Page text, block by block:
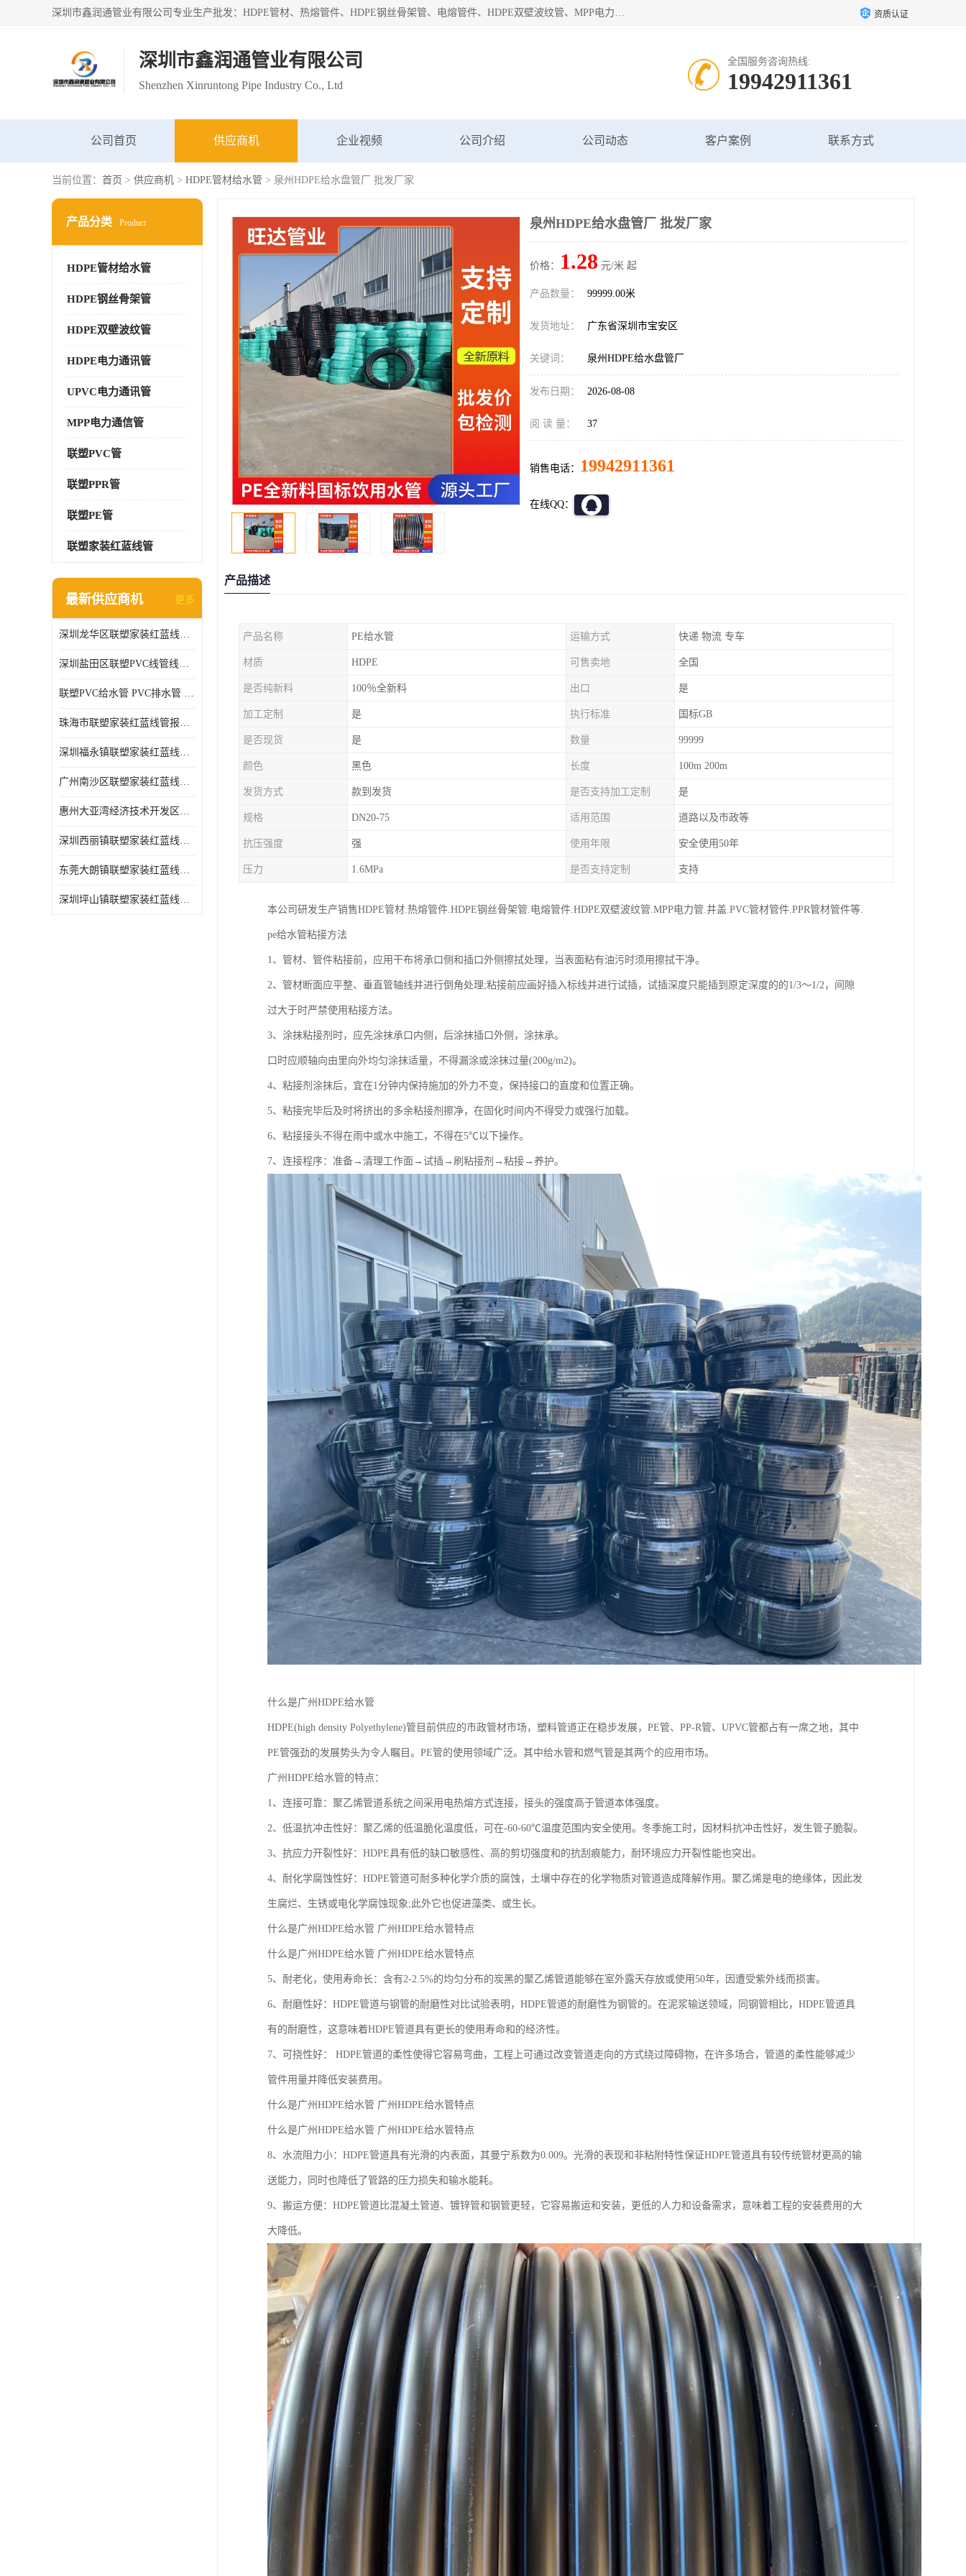
深圳市鑫润通管业有限公司专业生产批发：HDPE管材、热熔管件、HDPE钢丝骨架管、电熔管件、HDPE双壁波纹管、MPP电力管、井盖、PVC管材管件、PPR管材管件等；公司自创建以来，始终秉承“团结、务实、创新、守信”的服务宗旨，凭借专业的服务以及多年的勤奋拼搏，发展成为一家专业销售各种管材管件，绝缘电工套管及配件等系列产品的贸易公司。 资质认证
深圳市鑫润通管业有限公司
Shenzhen Xinruntong Pipe Industry Co., Ltd
全国服务咨询热线:
19942911361
公司首页 供应商机 企业视频 公司介绍 公司动态 客户案例 联系方式
当前位置： 首页 > 供应商机 > HDPE管材给水管 > 泉州HDPE给水盘管厂 批发厂家
产品分类 Product
HDPE管材给水管
HDPE钢丝骨架管
HDPE双壁波纹管
HDPE电力通讯管
UPVC电力通讯管
MPP电力通信管
联塑PVC管
联塑PPR管
联塑PE管
联塑家装红蓝线管
最新供应商机 更多
深圳龙华区联塑家装红蓝线管报价单
深圳盐田区联塑PVC线管线槽厂商 可零售批发
联塑PVC给水管 PVC排水管 PVC线管线槽
珠海市联塑家装红蓝线管报价表 联塑水管供货商
深圳福永镇联塑家装红蓝线管价格 支持送货上门
广州南沙区联塑家装红蓝线管批发 库存充足
惠州大亚湾经济技术开发区联塑PPR热水管公司
深圳西丽镇联塑家装红蓝线管供货商 联塑管道供应
东莞大朗镇联塑家装红蓝线管电话 联塑管道经销商
深圳坪山镇联塑家装红蓝线管型号 来电咨询
泉州HDPE给水盘管厂 批发厂家
价格： 1.28 元/米 起
产品数量： 99999.00米
发货地址： 广东省深圳市宝安区
关键词： 泉州HDPE给水盘管厂
发布日期： 2026-08-08
阅 读 量： 37
销售电话： 19942911361
在线QQ：
产品描述
产品名称 PE给水管 运输方式 快递 物流 专车
材质 HDPE 可售卖地 全国
是否纯新料 100％全新料 出口 是
加工定制 是 执行标准 国标GB
是否现货 是 数量 99999
颜色 黑色 长度 100m 200m
发货方式 款到发货 是否支持加工定制 是
规格 DN20-75 适用范围 道路以及市政等
抗压强度 强 使用年限 安全使用50年
压力 1.6MPa 是否支持定制 支持
本公司研发生产销售HDPE管材.热熔管件.HDPE钢丝骨架管.电熔管件.HDPE双壁波纹管.MPP电力管.井盖.PVC管材管件.PPR管材管件等.
pe给水管粘接方法
1、管材、管件粘接前，应用干布将承口侧和插口外侧擦拭处理，当表面粘有油污时须用擦拭干净。
2、管材断面应平整、垂直管轴线并进行倒角处理;粘接前应画好插入标线并进行试插，试插深度只能插到原定深度的的1/3～1/2，间隙
过大于时严禁使用粘接方法。
3、涂抹粘接剂时，应先涂抹承口内侧，后涂抹插口外侧，涂抹承。
口时应顺轴向由里向外均匀涂抹适量，不得漏涂或涂抹过量(200g/m2)。
4、粘接剂涂抹后，宜在1分钟内保持施加的外力不变，保持接口的直度和位置正确。
5、粘接完毕后及时将挤出的多余粘接剂擦净，在固化时间内不得受力或强行加载。
6、粘接接头不得在雨中或水中施工，不得在5℃以下操作。
7、连接程序：准备→清理工作面→试插→刷粘接剂→粘接→养护。
什么是广州HDPE给水管
HDPE(high density Polyethylene)管目前供应的市政管材市场，塑料管道正在稳步发展，PE管、PP-R管、UPVC管都占有一席之地，其中
PE管强劲的发展势头为令人瞩目。PE管的使用领域广泛。其中给水管和燃气管是其两个的应用市场。
广州HDPE给水管的特点：
1、连接可靠：聚乙烯管道系统之间采用电热熔方式连接，接头的强度高于管道本体强度。
2、低温抗冲击性好：聚乙烯的低温脆化温度低，可在-60-60℃温度范围内安全使用。冬季施工时，因材料抗冲击性好，发生管子脆裂。
3、抗应力开裂性好：HDPE具有低的缺口敏感性、高的剪切强度和的抗刮痕能力，耐环境应力开裂性能也突出。
4、耐化学腐蚀性好：HDPE管道可耐多种化学介质的腐蚀，土壤中存在的化学物质对管道造成降解作用。聚乙烯是电的绝缘体，因此发
生腐烂、生锈或电化学腐蚀现象;此外它也促进藻类、或生长。
什么是广州HDPE给水管 广州HDPE给水管特点
什么是广州HDPE给水管 广州HDPE给水管特点
5、耐老化，使用寿命长：含有2-2.5%的均匀分布的炭黑的聚乙烯管道能够在室外露天存放或使用50年，因遭受紫外线而损害。
6、耐磨性好：HDPE管道与钢管的耐磨性对比试验表明，HDPE管道的耐磨性为钢管的。在泥浆输送领域，同钢管相比，HDPE管道具
有的耐磨性，这意味着HDPE管道具有更长的使用寿命和的经济性。
7、可挠性好： HDPE管道的柔性使得它容易弯曲，工程上可通过改变管道走向的方式绕过障碍物，在许多场合，管道的柔性能够减少
管件用量并降低安装费用。
什么是广州HDPE给水管 广州HDPE给水管特点
什么是广州HDPE给水管 广州HDPE给水管特点
8、水流阻力小：HDPE管道具有光滑的内表面，其曼宁系数为0.009。光滑的表现和非粘附特性保证HDPE管道具有较传统管材更高的输
送能力，同时也降低了管路的压力损失和输水能耗。
9、搬运方便：HDPE管道比混凝土管道、镀锌管和钢管更轻，它容易搬运和安装，更低的人力和设备需求，意味着工程的安装费用的大
大降低。